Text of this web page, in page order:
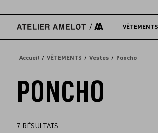
directement
contenu
VÊTEMENTS
Accueil VÊTEMENTS Vestes Poncho
PONCHO
7 RÉSULTATS